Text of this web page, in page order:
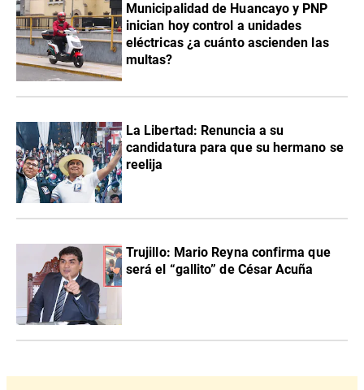
Municipalidad de Huancayo y PNP
inician hoy control a unidades
eléctricas ¿a cuánto ascienden las
multas?
La Libertad: Renuncia a su
candidatura para que su hermano se
reelija
Trujillo: Mario Reyna confirma que
será el “gallito” de César Acuña